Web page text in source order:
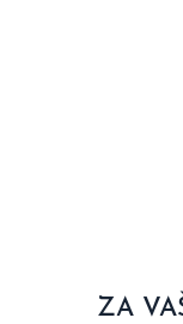
ZA